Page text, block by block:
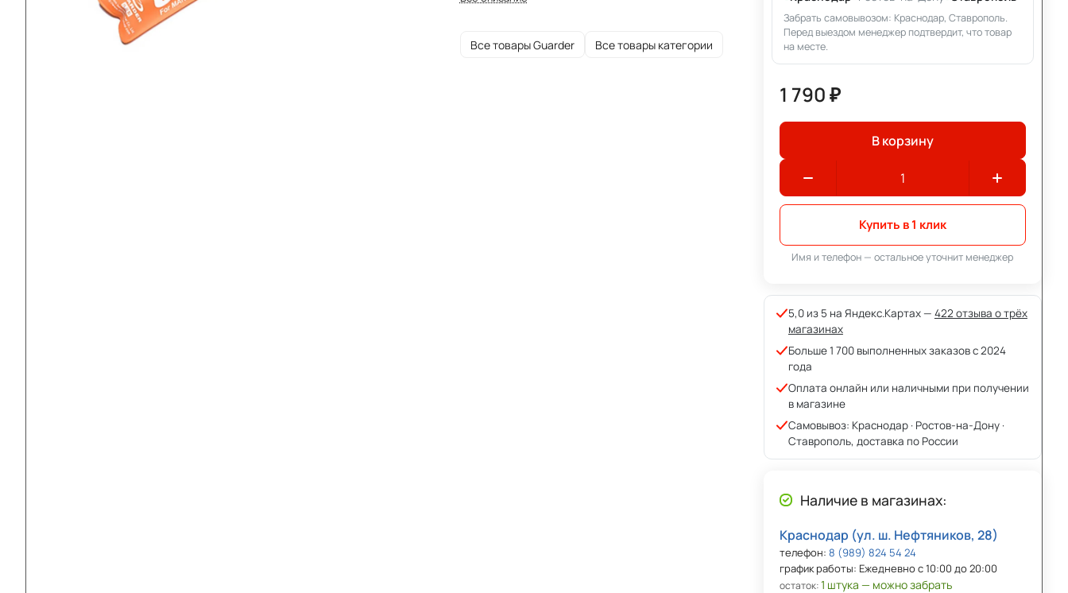
Все товары Guarder Все товары категории
Забрать самовывозом: Краснодар, Ставрополь.
Перед выездом менеджер подтвердит, что товар
на месте.
1 790 ₽
В корзину
Купить в 1 клик
Имя и телефон — остальное уточнит менеджер
5,0 из 5 на Яндекс.Картах — 422 отзыва о трёх
магазинах
Больше 1 700 выполненных заказов с 2024
года
Оплата онлайн или наличными при получении
в магазине
Самовывоз: Краснодар · Ростов-на-Дону ·
Ставрополь, доставка по России
Наличие в магазинах:
Краснодар (ул. ш. Нефтяников, 28)
телефон: 8 (989) 824 54 24
график работы: Ежедневно с 10:00 до 20:00
остаток:1 штука — можно забрать